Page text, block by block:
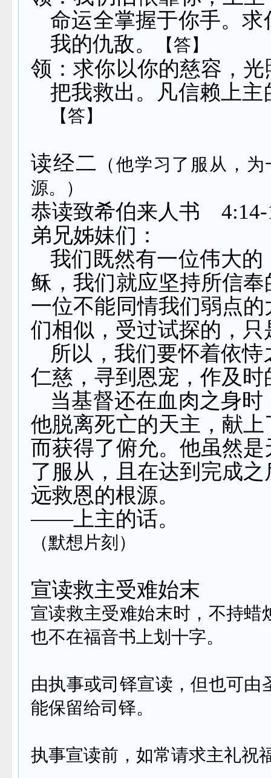
命运全掌握于你手。
我的仇敌。
【答】
领：求你以你的慈容，
把我救出。凡信赖上
【答】
读经二
（他学习了服从，
源。）
恭读致希伯来人书
弟兄姊妹们：
我们既然有一位伟大
稣，我们就应坚持所信
一位不能同情我们弱点
们相似，受过试探的，
所以，我们要怀着依
仁慈，寻到恩宠，作及时
当基督还在血肉之身
他脱离死亡的天主，献
而获得了俯允。他虽然
了服从，且在达到完成
远救恩的根源。
——上主的话。
（默想片刻）
宣读救主受难始末
宣读救主受难始末时，不持蜡
也不在福音书上划十字。
由执事或司铎宣读，但也可由
能保留给司铎。
执事宣读前，如常请求主礼祝